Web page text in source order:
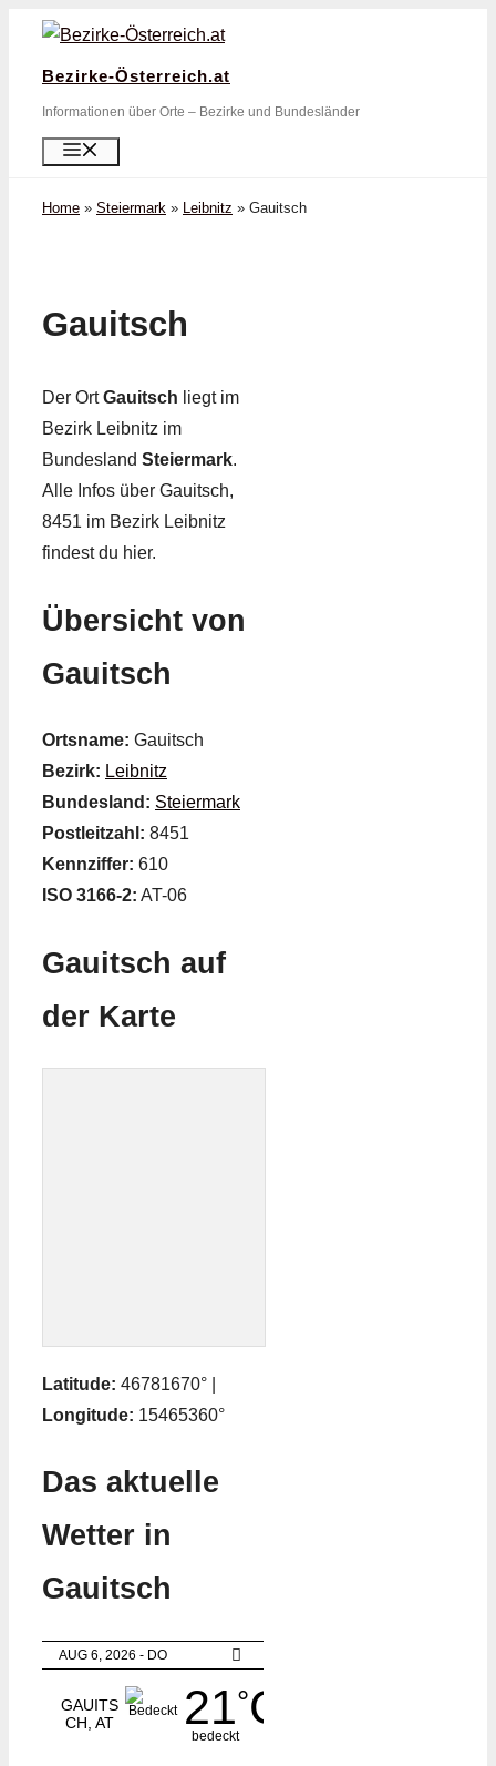
Zum
springen
Bezirke-Österreich.at
Informationen über Orte – Bezirke und Bundesländer
Home » Steiermark » Leibnitz » Gauitsch
Gauitsch
Der OrtGauitsch liegt im
Bezirk Leibnitz im
Bundesland Steiermark.
Alle Infos über Gauitsch,
8451 im Bezirk Leibnitz
findest du hier.
Übersicht von
Gauitsch
Ortsname: Gauitsch
Bezirk: Leibnitz
Bundesland: Steiermark
Postleitzahl: 8451
Kennziffer: 610
ISO 3166-2: AT-06
Gauitsch auf
der Karte
Latitude: 46781670° |
Longitude: 15465360°
Das aktuelle
Wetter in
Gauitsch
AUG 6, 2026 - DO
GAUITS
CH, AT
21°C
bedeckt